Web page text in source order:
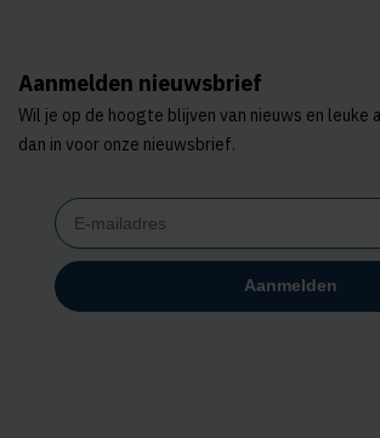
Aanmelden nieuwsbrief
Wil je op de hoogte blijven van nieuws en leuke
dan in voor onze nieuwsbrief.